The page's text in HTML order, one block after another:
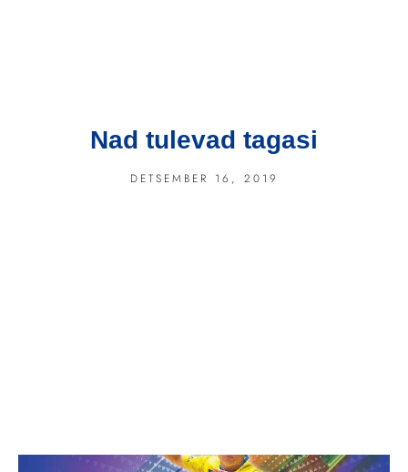
Nad tulevad tagasi
DETSEMBER 16, 2019